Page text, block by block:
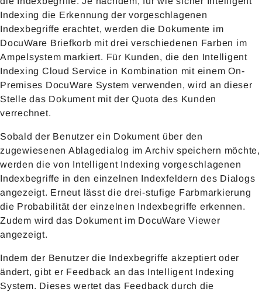
Indexing die Erkennung der vorgeschlagenen
Indexbegriffe erachtet, werden die Dokumente im
DocuWare Briefkorb mit drei verschiedenen Farben im
Ampelsystem markiert. Für Kunden, die den Intelligent
Indexing Cloud Service in Kombination mit einem On-
Premises DocuWare System verwenden, wird an dieser
Stelle das Dokument mit der Quota des Kunden
verrechnet.
Sobald der Benutzer ein Dokument über den
zugewiesenen Ablagedialog im Archiv speichern möchte,
werden die von Intelligent Indexing vorgeschlagenen
Indexbegriffe in den einzelnen Indexfeldern des Dialogs
angezeigt. Erneut lässt die drei-stufige Farbmarkierung
die Probabilität der einzelnen Indexbegriffe erkennen.
Zudem wird das Dokument im DocuWare Viewer
angezeigt.
Indem der Benutzer die Indexbegriffe akzeptiert oder
ändert, gibt er Feedback an das Intelligent Indexing
System. Dieses wertet das Feedback durch die